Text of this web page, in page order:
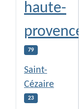
haute-
provence
79
Saint-
Cézaire
23